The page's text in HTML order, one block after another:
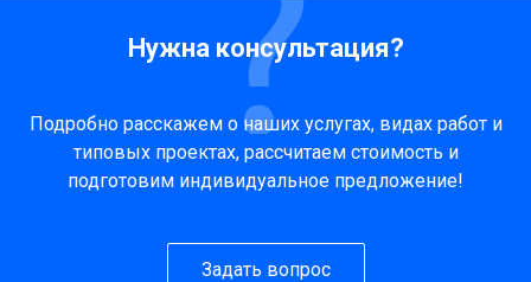
Нужна консультация?
Подробно расскажем о наших услугах, видах работ и
типовых проектах, рассчитаем стоимость и
подготовим индивидуальное предложение!
Задать вопрос